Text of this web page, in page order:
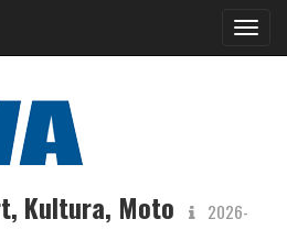
Kultura, Moto
2026-